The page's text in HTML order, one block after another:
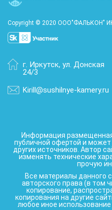
Copyright © 2020 ООО"ФАЛЬКОН"
г. Иркутск, ул. Донская
24/3
Kirill@sushilnye-kamery.ru
Информация
публичной офертой и
других источников. Автор
изменять технические
прочую
Все материалы данного
авторского права (в том
копирование,
копирования на другие
любое иное